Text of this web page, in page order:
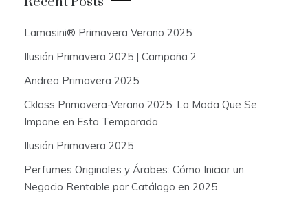
h
f
r
Lamasini® Primavera Verano 2025
Ilusión Primavera 2025 | Campaña 2
Andrea Primavera 2025
Cklass Primavera-Verano 2025: La Moda Que Se
Impone en Esta Temporada
Ilusión Primavera 2025
Perfumes Originales y Árabes: Cómo Iniciar un
Negocio Rentable por Catálogo en 2025